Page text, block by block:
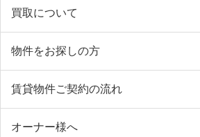
買取について
物件をお探しの方
賃貸物件ご契約の流れ
オーナー様へ